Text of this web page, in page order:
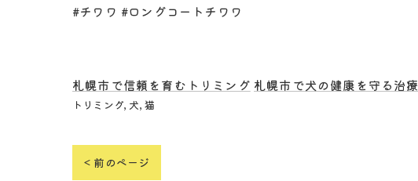
#チワワ #ロングコートチワワ
札幌市で信頼を育むトリミング 札幌市で犬の健康を守る治療
トリミング 犬 猫
< 前のページ